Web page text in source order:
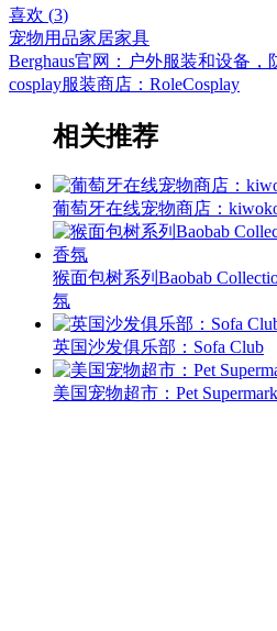
喜欢 (3)
宠物用品家居家具
Berghaus官网：户外服装和设备，
cosplay服装商店：RoleCosplay
相关推荐
葡萄牙在线宠物商店：
猴面包树系列Baobab
氛
英国沙发俱乐部：Sofa Club
美国宠物超市：Pet